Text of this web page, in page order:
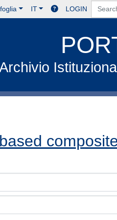
IT LOGIN